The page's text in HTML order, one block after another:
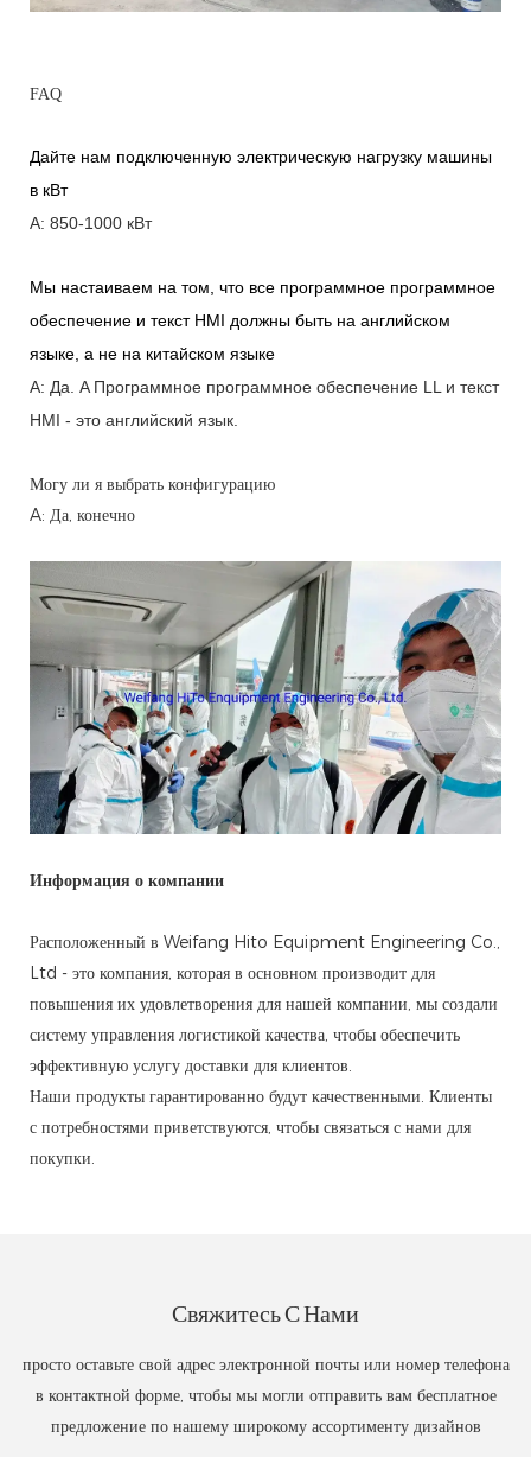
FAQ
Дайте нам подключенную электрическую нагрузку машины
в кВт
A: 850-1000 кВт
Мы настаиваем на том, что все программное программное
обеспечение и текст HMI должны быть на английском
языке, а не на китайском языке
A: Да. AПрограммное программное обеспечение LL и текст
HMI - это английский язык.
Могу ли я выбрать конфигурацию
A: Да, конечно
Информация о компании
Расположенный в Weifang Hito Equipment Engineering Co.,
Ltd - это компания, которая в основном производит для
повышения их удовлетворения для нашей компании, мы создали
систему управления логистикой качества, чтобы обеспечить
эффективную услугу доставки для клиентов.
Наши продукты гарантированно будут качественными. Клиенты
с потребностями приветствуются, чтобы связаться с нами для
покупки.
Свяжитесь С Нами
просто оставьте свой адрес электронной почты или номер телефона
в контактной форме, чтобы мы могли отправить вам бесплатное
предложение по нашему широкому ассортименту дизайнов